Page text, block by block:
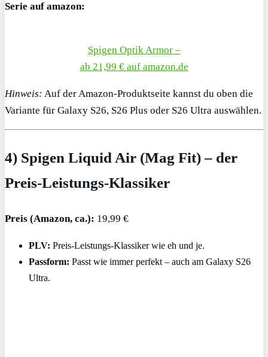
Serie auf amazon:
Spigen Optik Armor –
ab 21,99 € auf amazon.de
Hinweis: Auf der Amazon-Produktseite kannst du oben die
Variante für Galaxy S26, S26 Plus oder S26 Ultra auswählen.
4) Spigen Liquid Air (Mag Fit) – der
Preis-Leistungs-Klassiker
Preis (Amazon, ca.): 19,99 €
PLV: Preis-Leistungs-Klassiker wie eh und je.
Passform: Passt wie immer perfekt – auch am Galaxy S26
Ultra.